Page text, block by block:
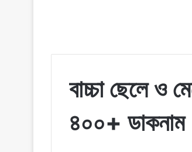
বাচ্চা ছেলে ও
৪০০+ ডাকনাম